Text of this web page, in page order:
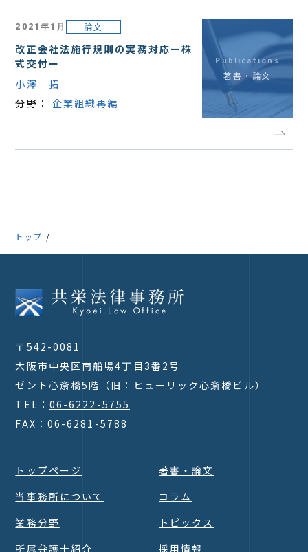
2021年1月 論文
改正会社法施行規則の実務対応ー株
式交付ー
小澤 拓
分野： 企業組織再編
Publications
著書・論文
トップ
〒542-0081
大阪市中央区南船場4丁目3番2号
ゼント心斎橋5階（旧：ヒューリック心斎橋ビル）
TEL： 06-6222-5755
FAX：06-6281-5788
トップページ
当事務所について
業務分野
所属弁護士紹介
著書・論文
コラム
トピックス
採用情報